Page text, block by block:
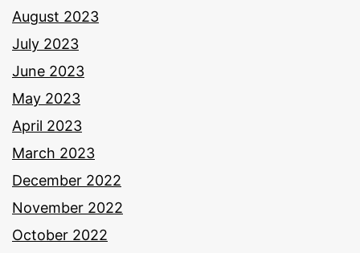
August 2023
July 2023
June 2023
May 2023
April 2023
March 2023
December 2022
November 2022
October 2022